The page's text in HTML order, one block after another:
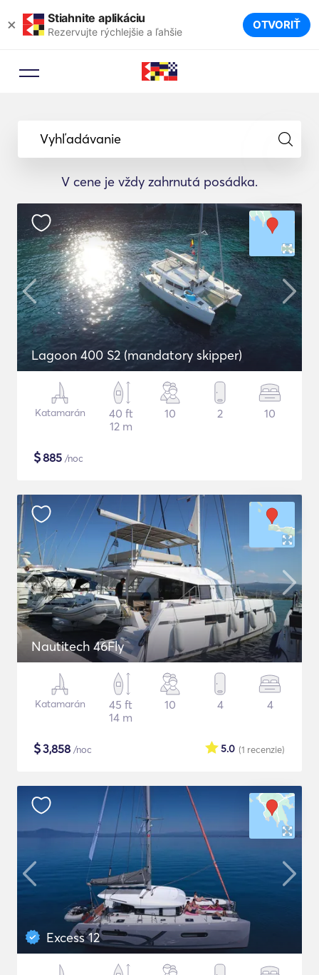
× Stiahnite aplikáciu
Rezervujte rýchlejšie a ľahšie OTVORIŤ
Vyhľadávanie
V cene je vždy zahrnutá posádka.
Lagoon 400 S2 (mandatory skipper)
Katamarán
40 ft
12 m
10 2 10
$885 /noc
Nautitech 46Fly
Katamarán
45 ft
14 m
10 4 4
$3,858 /noc (1 recenzie)
5.0
Excess 12